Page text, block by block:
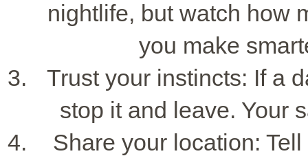
nightlife, but watch how
you make
Trust your instincts: If a
stop it and leave. Your
Share your location: